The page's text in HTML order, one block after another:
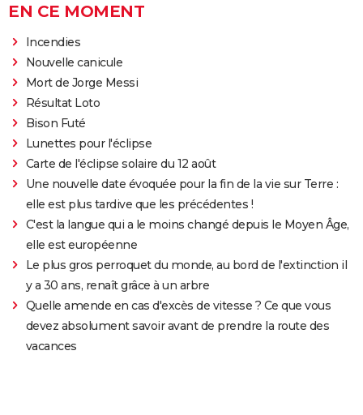
EN CE MOMENT
Incendies
Nouvelle canicule
Mort de Jorge Messi
Résultat Loto
Bison Futé
Lunettes pour l'éclipse
Carte de l'éclipse solaire du 12 août
Une nouvelle date évoquée pour la fin de la vie sur Terre :
elle est plus tardive que les précédentes !
C'est la langue qui a le moins changé depuis le Moyen Âge,
elle est européenne
Le plus gros perroquet du monde, au bord de l'extinction il
y a 30 ans, renaît grâce à un arbre
Quelle amende en cas d'excès de vitesse ? Ce que vous
devez absolument savoir avant de prendre la route des
vacances